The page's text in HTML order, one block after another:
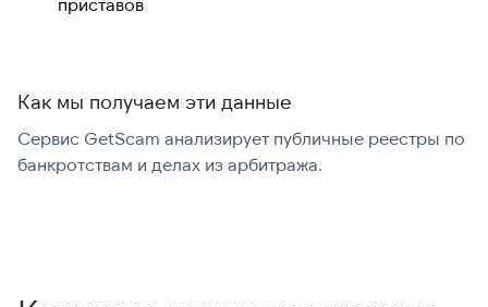
Как мы получаем эти данные
Сервис GetScam анализирует публичные реестры по
банкротствам и делах из арбитража.